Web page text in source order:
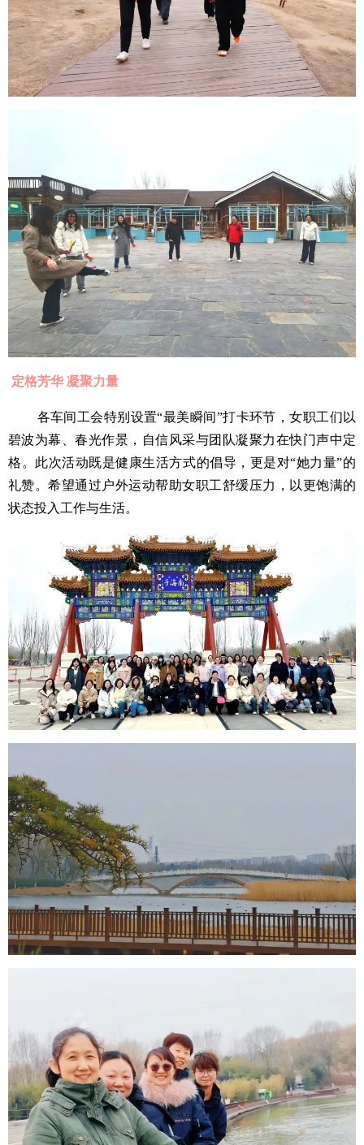
定格芳华 凝聚力量
各车间工会特别设置“最美瞬间”打卡环节，女职工们以
碧波为幕、春光作景，自信风采与团队凝聚力在快门声中定
格。此次活动既是健康生活方式的倡导，更是对“她力量”的
礼赞。希望通过户外运动帮助女职工舒缓压力，以更饱满的
状态投入工作与生活。